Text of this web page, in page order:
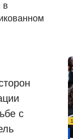
в
с